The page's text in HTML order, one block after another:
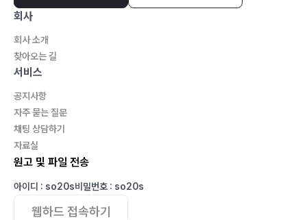
36. Q: 치과 정기 검진은 왜 중요한가요? 얼마나 자주 받
아야 하나요? 112
인가요? 115
38. Q: 임산부는 치과 치료를 받아도 안전한가요? 118
39. Q: 당뇨병 환자는 치과 치료 시 주의할 점이 있나요?
121
40. Q: 치아에 금이 간 것 같아요. 어떻게 해야 하나요?
회사
회사 소개
찾아오는 길
서비스
공지사항
자주 묻는 질문
채팅 상담하기
자료실
원고 및 파일 전송
아이디 : so20s비밀번호 : so20s
웹하드 접속하기